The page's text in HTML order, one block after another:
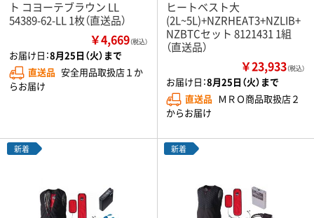
ト コヨーテブラウン LL
54389-62-LL 1枚（直送品）
￥4,669（税込）
お届け日：8月25日（火）まで
直送品 安全用品取扱店１か
らお届け
ヒートベスト大
(2L~5L)+NZRHEAT3+NZLIB+
NZBTCセット 8121431 1組
（直送品）
￥23,933（税込）
お届け日：8月25日（火）まで
直送品 ＭＲＯ商品取扱店２
からお届け
新着 新着